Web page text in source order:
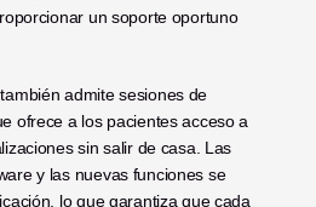
un soporte oportuno
admite sesiones de
ofrece a los pacientes acceso a
sin salir de casa. Las
y las nuevas funciones se
lo que garantiza que cada